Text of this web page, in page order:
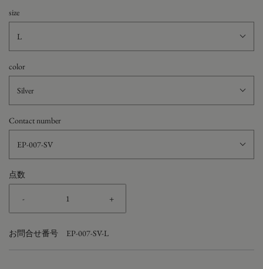
size
L
color
Silver
Contact number
EP-007-SV
点数
- +
お問合せ番号 EP-007-SV-L